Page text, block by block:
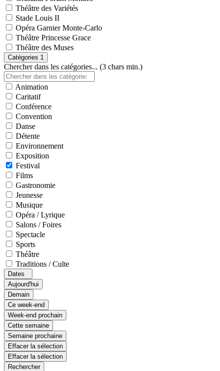
Théâtre des Variétés
Stade Louis II
Opéra Garnier Monte-Carlo
Théâtre Princesse Grace
Théâtre des Muses
Catégories 1
Chercher dans les catégories... (3 chars min.)
Animation
Caritatif
Conférence
Convention
Danse
Détente
Environnement
Exposition
Festival
Films
Gastronomie
Jeunesse
Musique
Opéra / Lyrique
Salons / Foires
Spectacle
Sports
Théâtre
Traditions / Culte
Dates
Aujourd'hui
Demain
Ce week-end
Week-end prochain
Cette semaine
Semaine prochaine
Effacer la sélection
Effacer la sélection
Rechercher